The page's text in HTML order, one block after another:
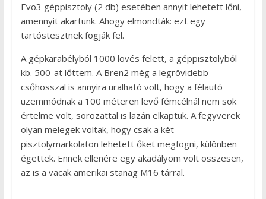
Evo3 géppisztoly (2 db) esetében annyit lehetett lőni,
amennyit akartunk. Ahogy elmondták: ezt egy
tartóstesztnek fogják fel.
A gépkarabélyból 1000 lövés felett, a géppisztolyból
kb. 500-at lőttem. A Bren2 még a legrövidebb
csőhosszal is annyira uralható volt, hogy a félautó
üzemmódnak a 100 méteren levő fémcélnál nem sok
értelme volt, sorozattal is lazán elkaptuk. A fegyverek
olyan melegek voltak, hogy csak a két
pisztolymarkolaton lehetett őket megfogni, különben
égettek. Ennek ellenére egy akadályom volt összesen,
az is a vacak amerikai stanag M16 tárral.